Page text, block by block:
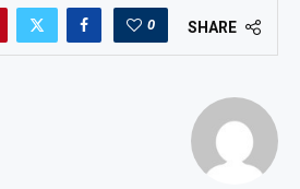
SHARE
0